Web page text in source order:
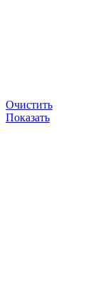
Очистить
Показать